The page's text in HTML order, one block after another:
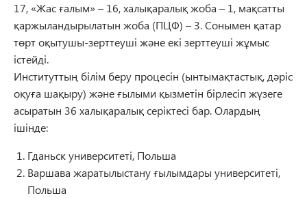
17, «Жас ғалым» – 16, халықаралық жоба – 1, мақсатты
қаржыландырылатын жоба (ПЦФ) – 3. Сонымен қатар
төрт оқытушы-зерттеуші және екі зерттеуші жұмыс
істейді.
Институттың білім беру процесін (ынтымақтастық, дәріс
оқуға шақыру) және ғылыми қызметін бірлесіп жүзеге
асыратын 36 халықаралық серіктесі бар. Олардың
ішінде:
Гданьск университеті, Польша
Варшава жаратылыстану ғылымдары университеті,
Польша